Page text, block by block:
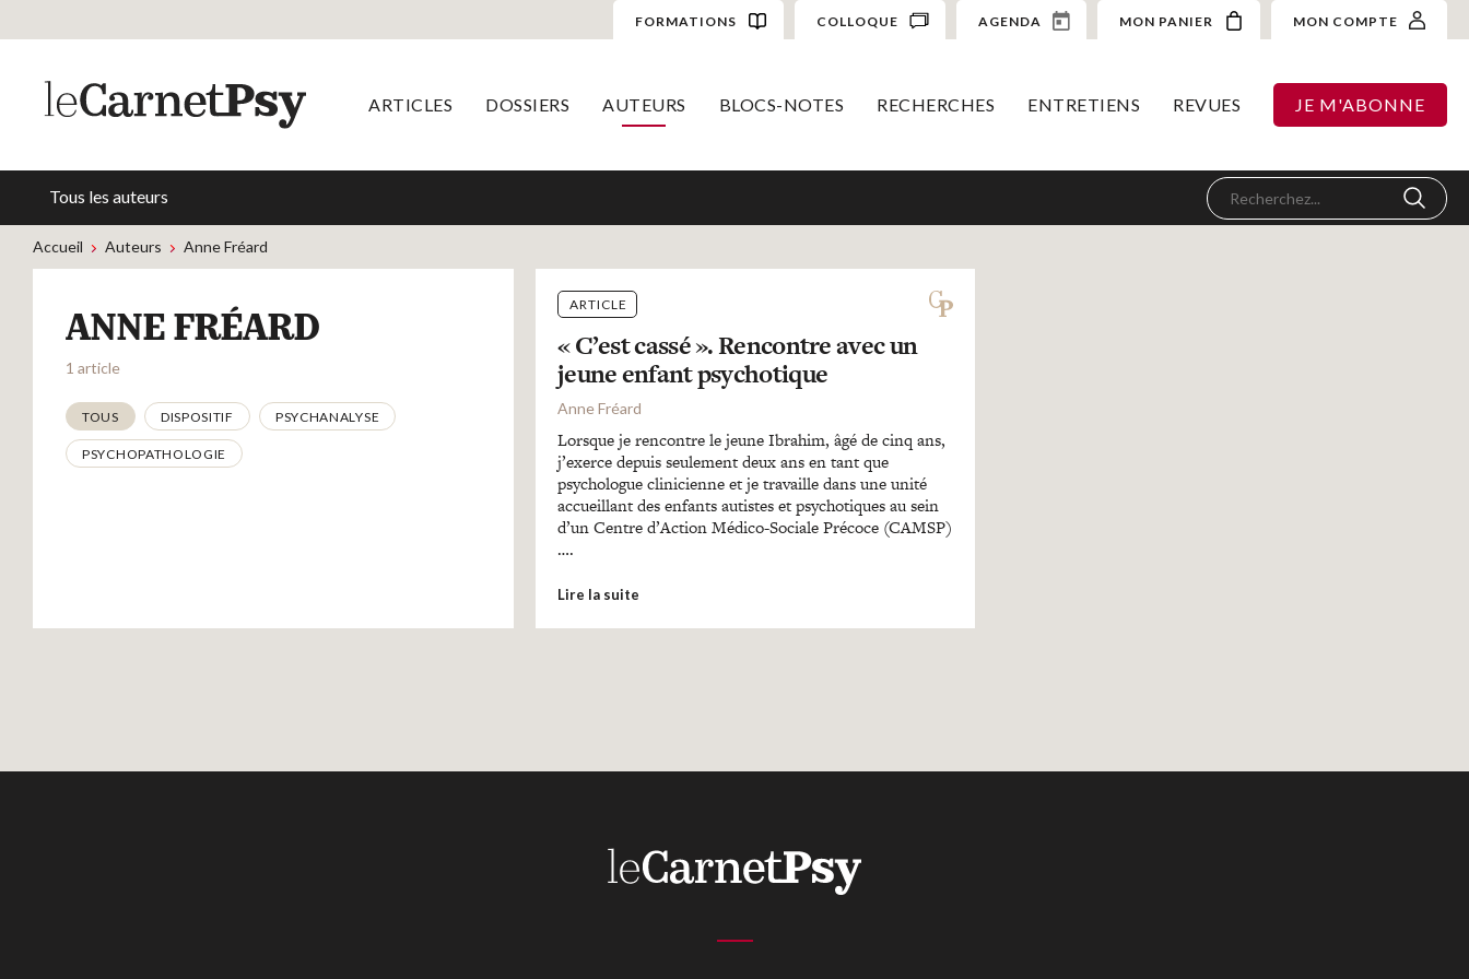
FORMATIONS COLLOQUE AGENDA MON PANIER MON COMPTE
ARTICLES DOSSIERS AUTEURS BLOCS-NOTES RECHERCHES ENTRETIENS REVUES JE M'ABONNE
Tous les auteurs
Accueil Auteurs Anne Fréard
ANNE FRÉARD
1 article
Thématiques
TOUS DISPOSITIF PSYCHANALYSE
PSYCHOPATHOLOGIE
ARTICLE
« C’est cassé ». Rencontre avec un
jeune enfant psychotique
Anne Fréard
Lorsque je rencontre le jeune Ibrahim, âgé de cinq ans,
j’exerce depuis seulement deux ans en tant que
psychologue clinicienne et je travaille dans une unité
accueillant des enfants autistes et psychotiques au sein
d’un Centre d’Action Médico-Sociale Précoce (CAMSP)
….
Lire la suite